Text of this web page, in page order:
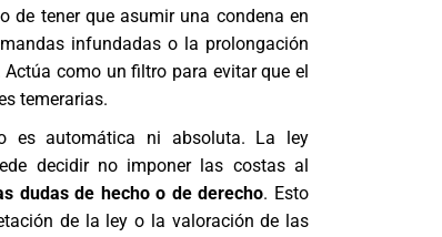
de tener que asumir una condena en
infundadas o la prolongación
como un filtro para evitar que el
temerarias.
es automática ni absoluta. La ley
decidir no imponer las costas al
dudas de hecho o de derecho. Esto
de la ley o la valoración de las